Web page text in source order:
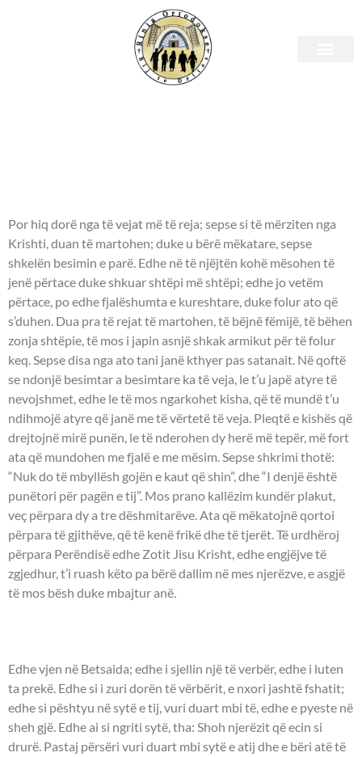
E martë, 13 dhjetor 2022 –
Por hiq dorë nga të vejat më të reja; sepse si të mërziten nga
Krishti, duan të martohen; duke u bërë mëkatare, sepse
shkelën besimin e parë. Edhe në të njëjtën kohë mësohen të
jenë përtace duke shkuar shtëpi më shtëpi; edhe jo vetëm
përtace, po edhe fjalëshumta e kureshtare, duke folur ato që
s’duhen. Dua pra të rejat të martohen, të bëjnë fëmijë, të bëhen
zonja shtëpie, të mos i japin asnjë shkak armikut për të folur
keq. Sepse disa nga ato tani janë kthyer pas satanait. Në qoftë
se ndonjë besimtar a besimtare ka të veja, le t’u japë atyre të
nevojshmet, edhe le të mos ngarkohet kisha, që të mundë t’u
ndihmojë atyre që janë me të vërtetë të veja. Pleqtë e kishës që
drejtojnë mirë punën, le të nderohen dy herë më tepër, më fort
ata që mundohen me fjalë e me mësim. Sepse shkrimi thotë:
“Nuk do të mbyllësh gojën e kaut që shin”, dhe “I denjë është
punëtori për pagën e tij”. Mos prano kallëzim kundër plakut,
veç përpara dy a tre dëshmitarëve. Ata që mëkatojnë qortoi
përpara të gjithëve, që të kenë frikë dhe të tjerët. Të urdhëroj
përpara Perëndisë edhe Zotit Jisu Krisht, edhe engjëjve të
zgjedhur, t’i ruash këto pa bërë dallim në mes njerëzve, e asgjë
të mos bësh duke mbajtur anë.
Edhe vjen në Betsaida; edhe i sjellin një të verbër, edhe i luten
ta prekë. Edhe si i zuri dorën të vërbërit, e nxori jashtë fshatit;
edhe si pështyu në sytë e tij, vuri duart mbi të, edhe e pyeste në
sheh gjë. Edhe ai si ngriti sytë, tha: Shoh njerëzit që ecin si
drurë. Pastaj përsëri vuri duart mbi sytë e atij dhe e bëri atë të